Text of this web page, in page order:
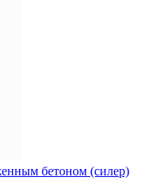
бетоном (силер)